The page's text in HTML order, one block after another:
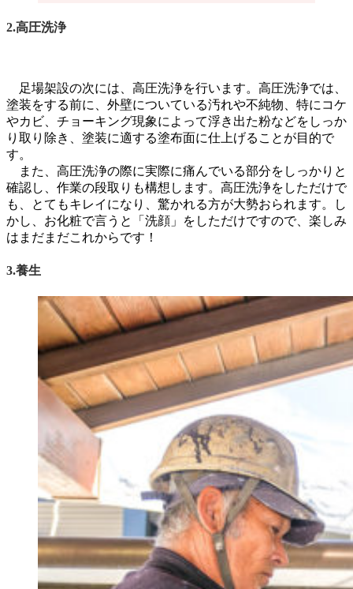
2.高圧洗浄
足場架設の次には、高圧洗浄を行います。高圧洗浄では、
塗装をする前に、外壁についている汚れや不純物、特にコケ
やカビ、チョーキング現象によって浮き出た粉などをしっか
り取り除き、塗装に適する塗布面に仕上げることが目的で
す。
また、高圧洗浄の際に実際に痛んでいる部分をしっかりと
確認し、作業の段取りも構想します。高圧洗浄をしただけで
も、とてもキレイになり、驚かれる方が大勢おられます。し
かし、お化粧で言うと「洗顔」をしただけですので、楽しみ
はまだまだこれからです！
3.養生